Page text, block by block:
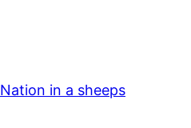
Nation in a sheeps